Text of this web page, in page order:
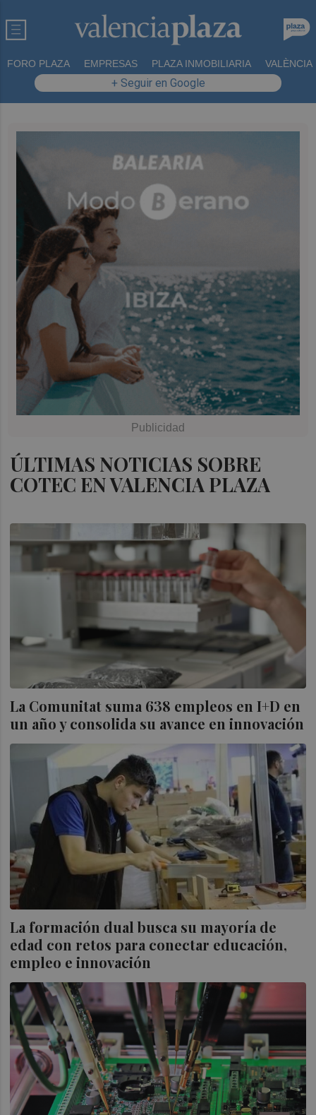
FORO PLAZA EMPRESAS PLAZA INMOBILIARIA VALÈNCIA
+ Seguir en Google
ÚLTIMAS NOTICIAS SOBRE
COTEC EN VALENCIA PLAZA
La Comunitat suma 638 empleos en I+D en
un año y consolida su avance en innovación
La formación dual busca su mayoría de
edad con retos para conectar educación,
empleo e innovación